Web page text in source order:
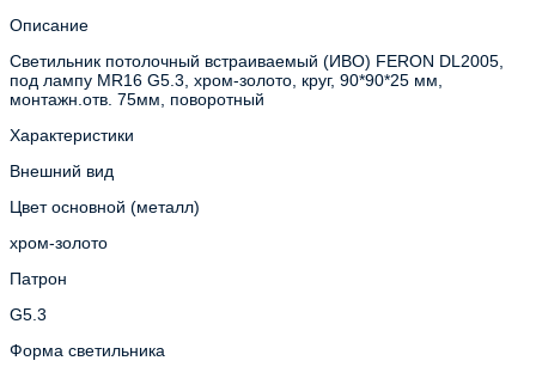
Описание
Светильник потолочный встраиваемый (ИВО) FERON DL2005,
под лампу MR16 G5.3, хром-золото, круг, 90*90*25 мм,
монтажн.отв. 75мм, поворотный
Характеристики
Внешний вид
Цвет основной (металл)
хром-золото
Патрон
G5.3
Форма светильника